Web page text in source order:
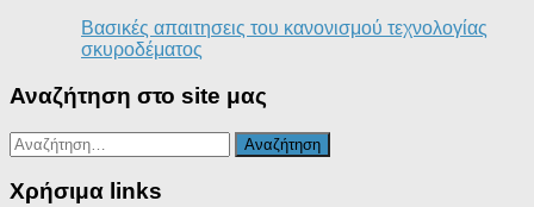
Βασικές απαιτησεις του κανονισμού τεχνολογίας
σκυροδέματος
Αναζήτηση στο site μας
Αναζήτηση
για:
Χρήσιμα links